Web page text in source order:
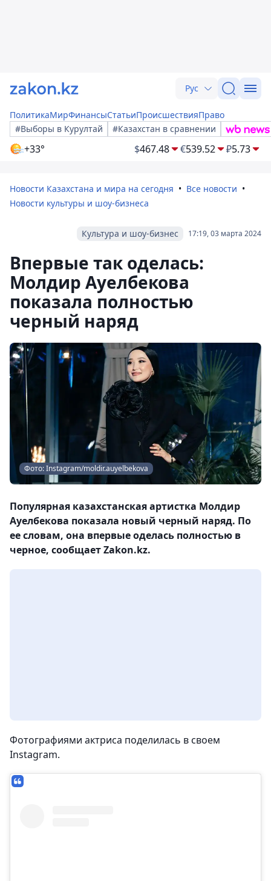
Рус
ПолитикаМирФинансыСтатьиПроисшествияПраво
#Выборы в Курултай
#Казахстан в сравнении
+33° $467.48 €539.52 ₽5.73
Новости Казахстана и мира на сегодня
Все новости
Новости культуры и шоу-бизнеса
17:19, 03 марта 2024
Культура и шоу-бизнес
Впервые так оделась:
Молдир Ауелбекова
показала полностью
черный наряд
Фото: Instagram/moldir.auyelbekova
Популярная казахстанская артистка Молдир
Ауелбекова показала новый черный наряд. По
ее словам, она впервые оделась полностью в
черное, сообщает Zakon.kz.
Фотографиями актриса поделилась в своем
Instagram.